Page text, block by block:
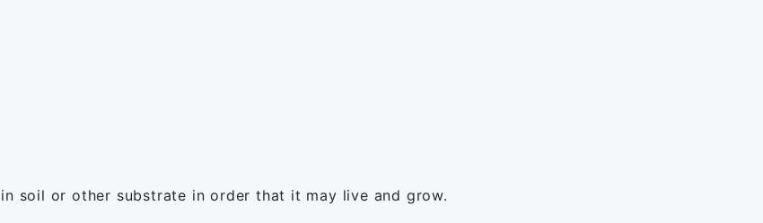
soil or other substrate in order that it may live and grow.